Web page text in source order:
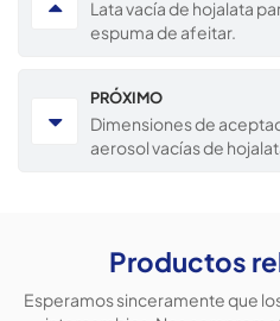
Lata vacía de hojalata
espuma de afeitar.
PRÓXIMO
Dimensiones de
aerosol vacías de
Productos
Esperamos sinceramente que